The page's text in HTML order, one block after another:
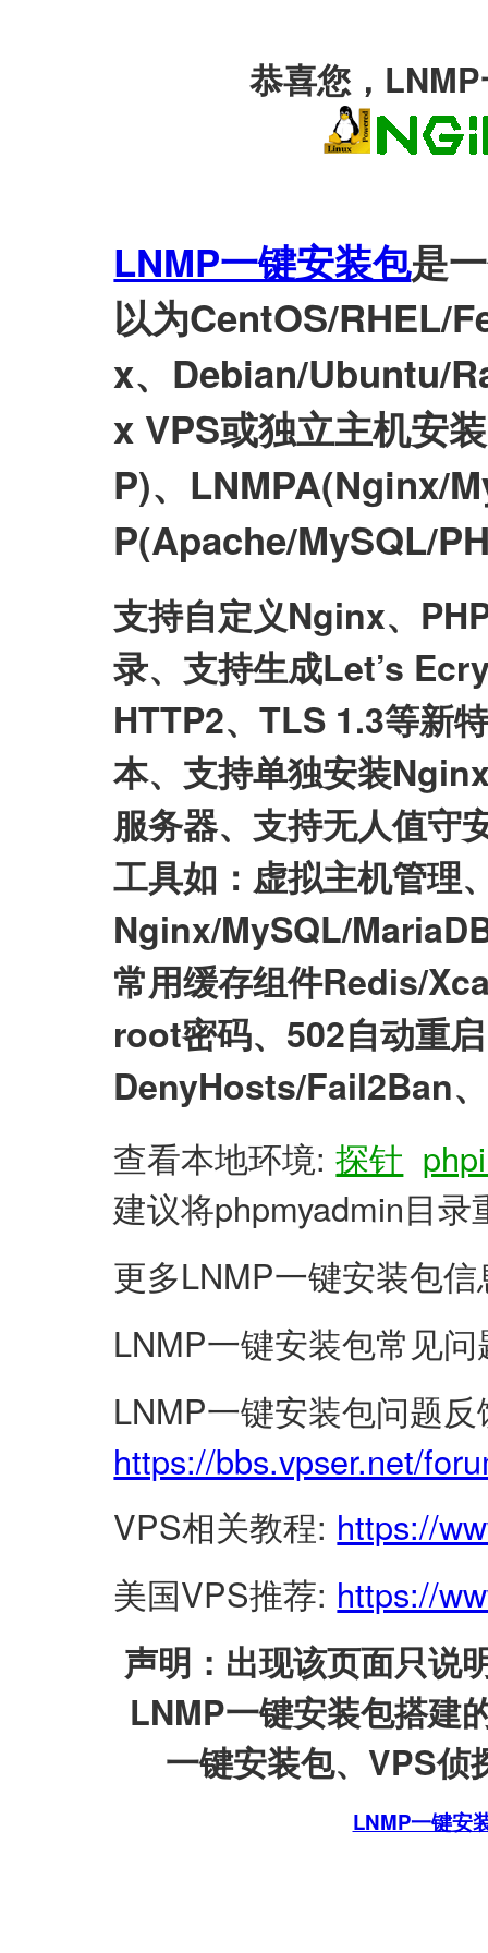
恭喜您，
LNMP一键安装包是
以为CentOS/RHEL/
x、Debian/Ubuntu/
x VPS或独立主机安
P)、LNMPA(Nginx/
P(Apache/MySQL/
支持自定义Nginx、
录、支持生成Let’s
HTTP2、TLS 1.3等新
本、支持单独安装
服务器、支持无人值守
工具如：虚拟主机管理
Nginx/MySQL/
常用缓存组件Redis/
root密码、502自动重
DenyHosts/Fail2Ban
查看本地环境:探针
建议将phpmyadmin目
更多LNMP一键安装包
LNMP一键安装包常见
LNMP一键安装包问题
https://bbs.vpser.net/
VPS相关教程: https://
美国VPS推荐: https://
声明：出现该页面只说
LNMP一键安装包搭建
一键安装包、VPS
LNMP一键安